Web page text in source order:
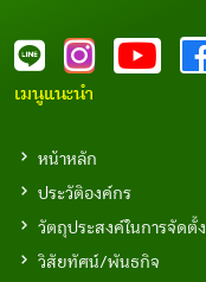
เมนูแนะนำ
หน้าหลัก
ประวัติองค์กร
วัตถุประสงค์ในการจัดตั้ง
วิสัยทัศน์/พันธกิจ